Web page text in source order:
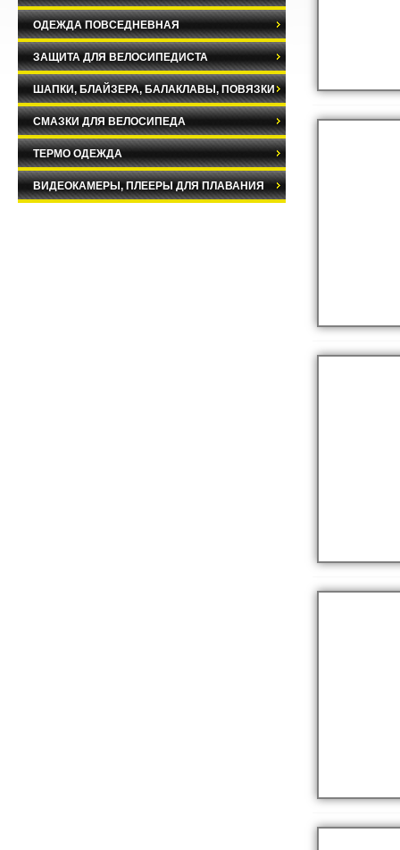
ОДЕЖДА ПОВСЕДНЕВНАЯ
ЗАЩИТА ДЛЯ ВЕЛОСИПЕДИСТА
ШАПКИ, БЛАЙЗЕРА, БАЛАКЛАВЫ, ПОВЯЗКИ
СМАЗКИ ДЛЯ ВЕЛОСИПЕДА
ТЕРМО ОДЕЖДА
ВИДЕОКАМЕРЫ, ПЛЕЕРЫ ДЛЯ ПЛАВАНИЯ